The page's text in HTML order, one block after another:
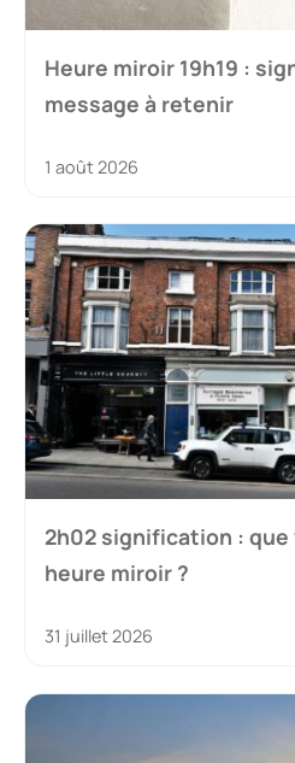
Heure miroir 19h19 :
message à retenir
1 août 2026
2h02 signification :
heure miroir ?
31 juillet 2026